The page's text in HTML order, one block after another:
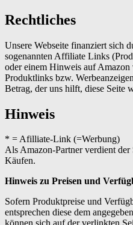
Rechtliches
Unsere Webseite finanziert sich
sogenannten Affiliate Links
oder einem Hinweis auf
Produktlinks bzw.
Betrag, der uns hilft, diese Seite
Hinweis
* = Afilliate-Link (=Werbung)
Als Amazon-Partner verdient
Käufen.
Hinweis zu Preisen und
Sofern Produktpreise und
entsprechen diese dem